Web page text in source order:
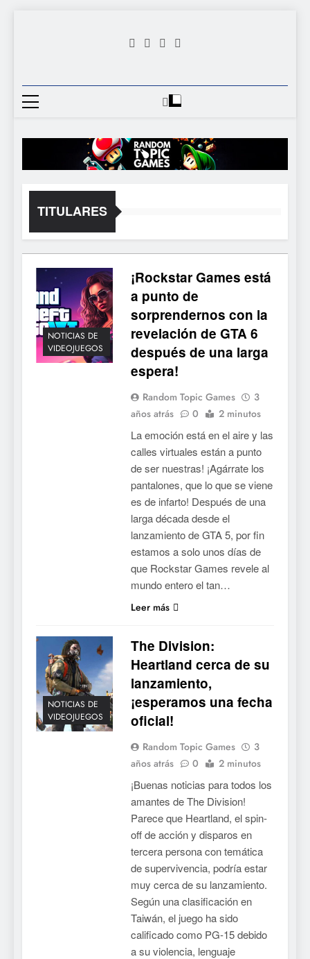
Random
Games
Videojuego Favorito
TITULARES
NOTICIAS DE
VIDEOJUEGOS
¡Rockstar Games está
a punto de
sorprendernos con la
revelación de GTA 6
después de una larga
espera!
Random Topic Games
3
años atrás
0 2 minutos
La emoción está en el aire y las
calles virtuales están a punto
de ser nuestras! ¡Agárrate los
pantalones, que lo que se viene
es de infarto! Después de una
larga década desde el
lanzamiento de GTA 5, por fin
estamos a solo unos días de
que Rockstar Games revele al
mundo entero el tan…
Leer más
NOTICIAS DE
VIDEOJUEGOS
The Division:
Heartland cerca de su
lanzamiento,
¡esperamos una fecha
oficial!
Random Topic Games
3
años atrás
0 2 minutos
¡Buenas noticias para todos los
amantes de The Division!
Parece que Heartland, el spin-
off de acción y disparos en
tercera persona con temática
de supervivencia, podría estar
muy cerca de su lanzamiento.
Según una clasificación en
Taiwán, el juego ha sido
calificado como PG-15 debido
a su violencia, lenguaje